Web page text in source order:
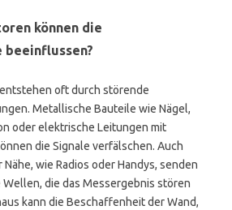
können die
beeinflussen?
oft durch störende
Metallische Bauteile wie Nägel,
oder elektrische Leitungen mit
die Signale verfälschen. Auch
wie Radios oder Handys, senden
die das Messergebnis stören
kann die Beschaffenheit der Wand,